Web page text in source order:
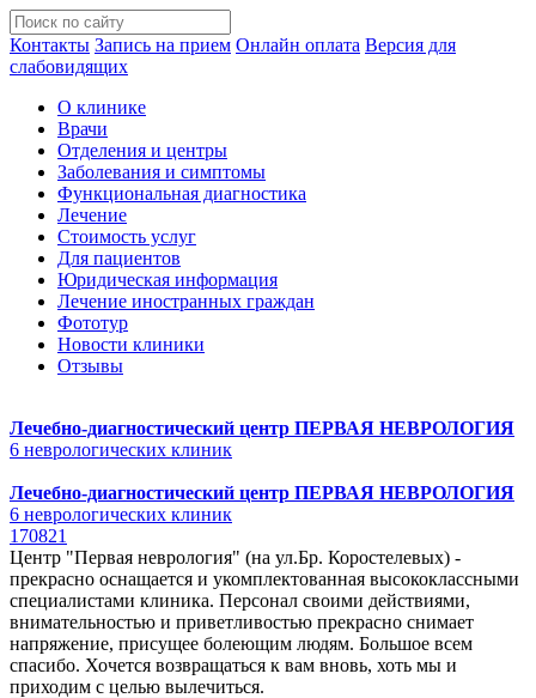
Контакты Запись на прием Онлайн оплата Версия для
слабовидящих
О клинике
Врачи
Отделения и центры
Заболевания и симптомы
Функциональная диагностика
Лечение
Стоимость услуг
Для пациентов
Юридическая информация
Лечение иностранных граждан
Фототур
Новости клиники
Отзывы
Лечебно-диагностический центр ПЕРВАЯ НЕВРОЛОГИЯ
6 неврологических клиник
Лечебно-диагностический центр ПЕРВАЯ НЕВРОЛОГИЯ
6 неврологических клиник
170821
Центр "Первая неврология" (на ул.Бр. Коростелевых) -
прекрасно оснащается и укомплектованная высококлассными
специалистами клиника. Персонал своими действиями,
внимательностью и приветливостью прекрасно снимает
напряжение, присущее болеющим людям. Большое всем
спасибо. Хочется возвращаться к вам вновь, хоть мы и
приходим с целью вылечиться.